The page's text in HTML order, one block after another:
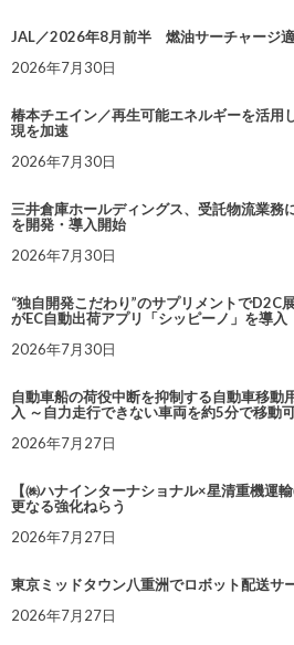
JAL／2026年8月前半 燃油サーチャージ
2026年7月30日
椿本チエイン／再生可能エネルギーを活用
現を加速
2026年7月30日
三井倉庫ホールディングス、受託物流業務
を開発・導入開始
2026年7月30日
“独自開発こだわり”のサプリメントでD2C
がEC自動出荷アプリ「シッピーノ」を導入
2026年7月30日
自動車船の荷役中断を抑制する自動車移動
入 ～自力走行できない車両を約5分で移動
2026年7月27日
【㈱ハナインターナショナル×星清重機運
更なる強化ねらう
2026年7月27日
東京ミッドタウン八重洲でロボット配送サ
2026年7月27日